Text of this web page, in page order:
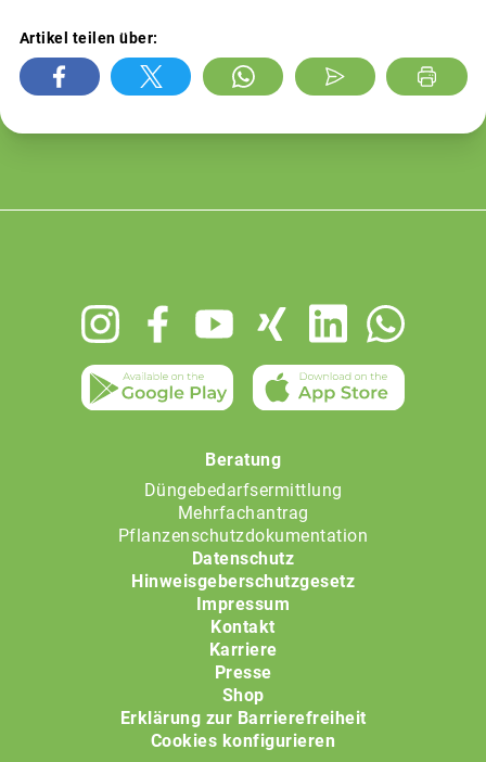
Artikel teilen über:
Beratung
Düngebedarfsermittlung
Mehrfachantrag
Pflanzenschutzdokumentation
Datenschutz
Hinweisgeberschutzgesetz
Impressum
Kontakt
Karriere
Presse
Shop
Erklärung zur Barrierefreiheit
Cookies konfigurieren